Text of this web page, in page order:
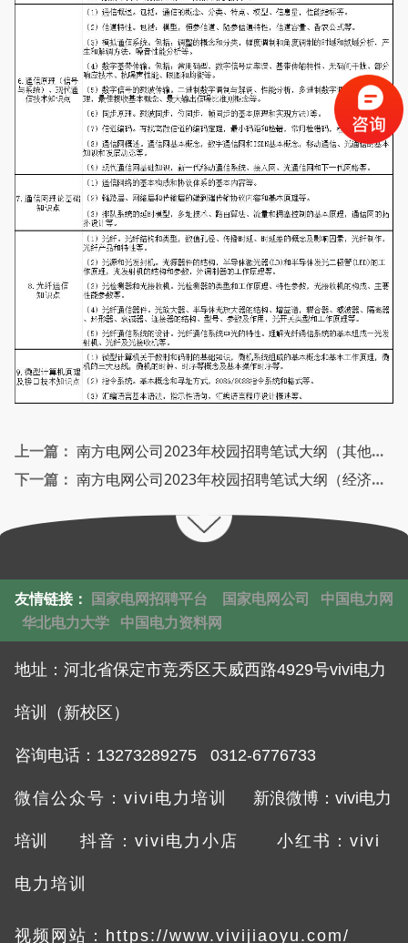
上一篇： 南方电网公司2023年校园招聘笔试大纲（其他理工科类）
下一篇： 南方电网公司2023年校园招聘笔试大纲（经济财会类）
友情链接： 国家电网招聘平台 国家电网公司
中国电力网
华北电力大学
中国电力资料网
地址： 河北省保定市竞秀区天威西路4929号vivi电力
培训（新校区）
咨询电话：13273289275 0312-6776733
微信公众号：vivi电力培训 新浪微博：vivi电力
培训 抖音：vivi电力小店 小红书：vivi
电力培训
视频网站： https://www.vivijiaoyu.com/